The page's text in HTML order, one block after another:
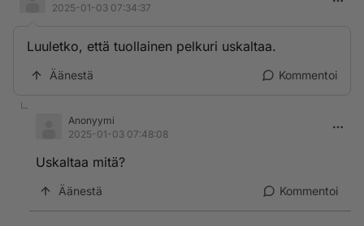
2025-01-03 07:34:37
Luuletko, että tuollainen pelkuri uskaltaa.
Äänestä Kommentoi
Anonyymi
2025-01-03 07:48:08
Uskaltaa mitä?
Äänestä Kommentoi